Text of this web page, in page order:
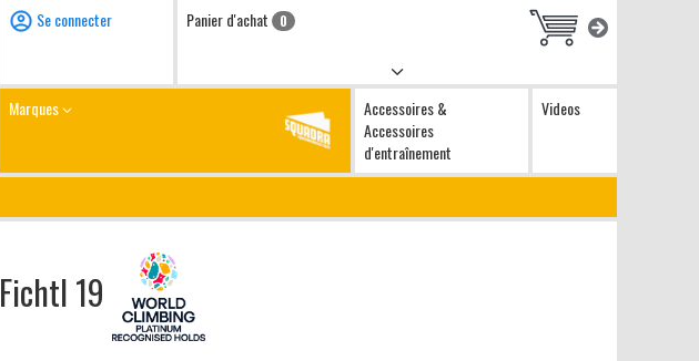
Se connecter Panier d'achat 0
Marques
Accessoires &
Accessoires
d'entraînement
Videos
Fichtl 19